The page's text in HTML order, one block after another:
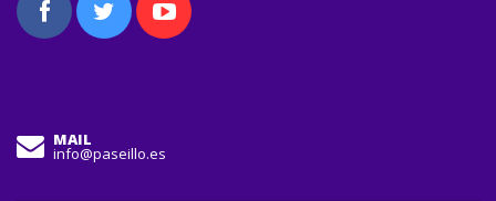
MAIL
info@paseillo.es